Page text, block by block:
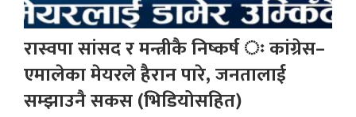
रास्वपा सांसद र मन्त्रीकै निष्कर्ष ः कांग्रेस–
एमालेका मेयरले हैरान पारे, जनतालाई
सम्झाउनै सकस (भिडियोसहित)